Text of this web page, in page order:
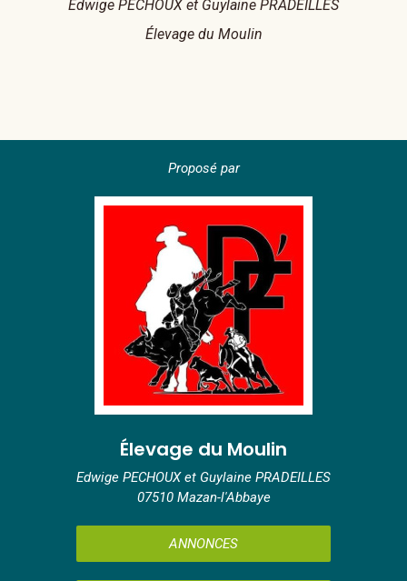
Edwige PECHOUX et Guylaine PRADEILLES
Élevage du Moulin
Proposé par
Élevage du Moulin
Edwige PECHOUX et Guylaine PRADEILLES
07510 Mazan-l'Abbaye
ANNONCES